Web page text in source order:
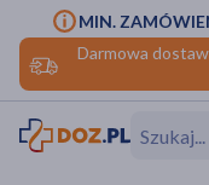
Darmowa
MIN.